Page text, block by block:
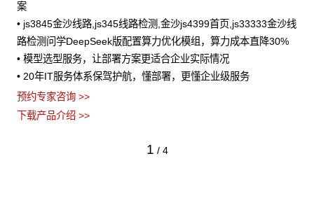
案
• js3845金沙线路,js345线路检测,金沙js4399首页,js33333金沙线
路检测问学DeepSeek版配置算力优化模组，算力成本直降30%
• 模型选型服务，让部署方案更适合企业实际情况
• 20年IT服务体系保驾护航，懂部署，更懂企业级服务
预约专家咨询 >>
下载产品介绍 >>
1 / 4